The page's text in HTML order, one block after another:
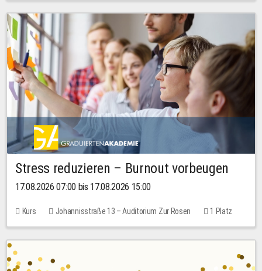
Stress reduzieren – Burnout vorbeugen
17.08.2026 07:00 bis 17.08.2026 15:00
Kurs Johannisstraße 13 – Auditorium Zur Rosen
1 Platz
10,00 EUR